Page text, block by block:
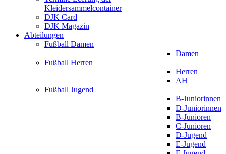
Kleidersammelcontainer
DJK Card
DJK Magazin
Abteilungen
Fußball Damen
Damen
Fußball Herren
Herren
AH
Fußball Jugend
B-Juniorinnen
D-Juniorinnen
B-Junioren
C-Junioren
D-Jugend
E-Jugend